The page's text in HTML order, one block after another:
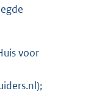
voor